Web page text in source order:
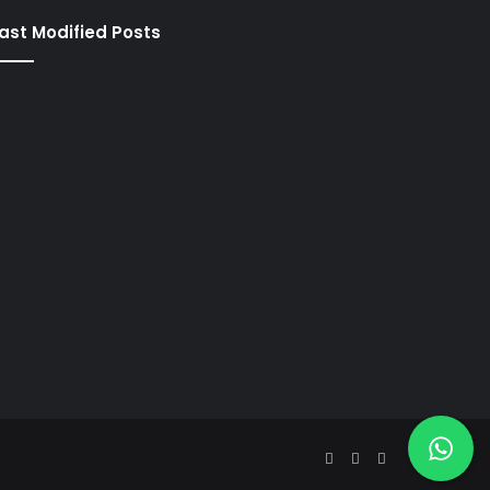
Modified Posts
FacebookYouTubeInstagram